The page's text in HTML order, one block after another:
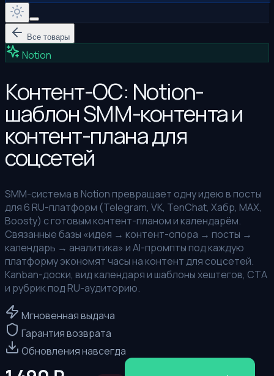
Все товары
Notion
Контент-ОС: Notion-
шаблон SMM-контента и
контент-плана для
соцсетей
SMM-система в Notion превращает одну идею в посты
для 6 RU-платформ (Telegram, VK, TenChat, Хабр, MAX,
Boosty) с готовым контент-планом и календарём.
Связанные базы «идея → контент-опора → посты →
календарь → аналитика» и AI-промпты под каждую
платформу экономят часы на контент для соцсетей.
Kanban-доски, вид календаря и шаблоны хештегов, CTA
и рубрик под RU-аудиторию.
Мгновенная выдача
Гарантия возврата
Обновления навсегда